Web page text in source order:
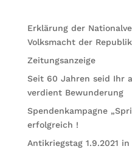
Erklärung der
Volksmacht der
Zeitungsanzeige
Seit 60 Jahren seid Ihr
verdient Bewunderung
Spendenkampagne
erfolgreich !
Antikriegstag 1.9.2021